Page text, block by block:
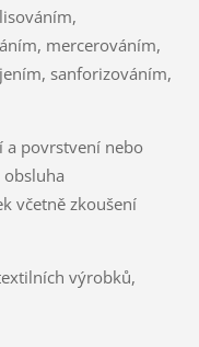
mercerováním,
sanforizováním,
a povrstvení nebo
včetně zkoušení
výrobků,